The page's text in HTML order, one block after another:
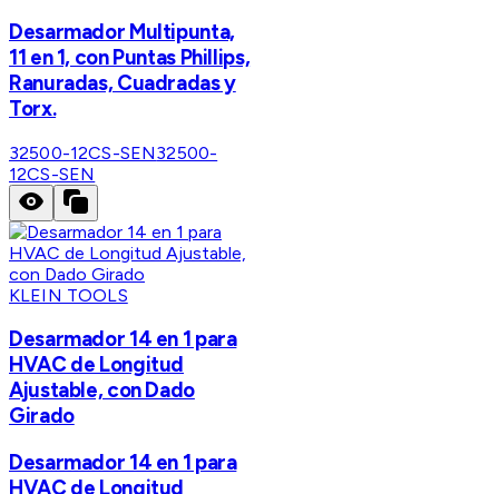
Desarmador Multipunta,
11 en 1, con Puntas Phillips,
Ranuradas, Cuadradas y
Torx.
32500-12CS-SEN32500-
12CS-SEN
KLEIN TOOLS
Desarmador 14 en 1 para
HVAC de Longitud
Ajustable, con Dado
Girado
Desarmador 14 en 1 para
HVAC de Longitud